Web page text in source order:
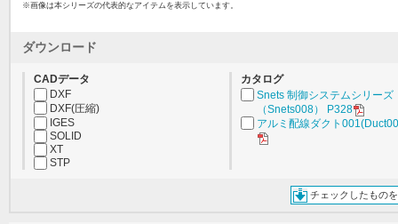
※画像は本シリーズの代表的なアイテムを表示しています。
ダウンロード
CADデータ
DXF
DXF(圧縮)
IGES
SOLID
XT
STP
カタログ
Snets 制御システムシリーズ
（Snets008） P328
アルミ配線ダクト
チェックしたもの